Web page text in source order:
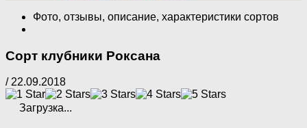
Фото, отзывы, описание, характеристики сортов
Сорт клубники Роксана
/22.09.2018
Загрузка...